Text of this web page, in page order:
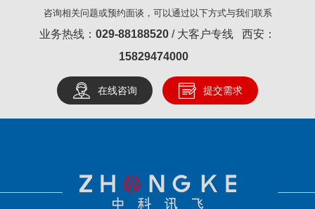
咨询相关问题或预约面谈，可以通过以下方式与我们联系
业务热线： 029-88188520 / 大客户专线 西安：
15829474000
在线咨询 提交需求